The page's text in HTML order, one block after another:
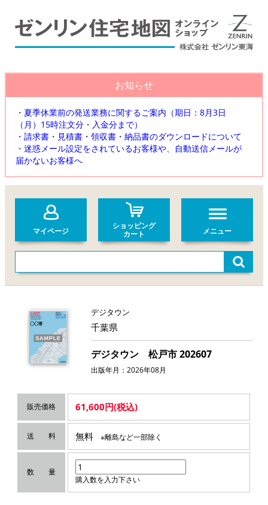
お知らせ
・夏季休業前の発送業務に関するご案内（期日：8月3日
（月）15時注文分・入金分まで）
・請求書・見積書・領収書・納品書のダウンロードについて
・迷惑メール設定をされているお客様や、自動送信メールが
届かないお客様へ
マイページ
ショッピング
カート
メニュー
デジタウン
千葉県
デジタウン 松戸市 202607
出版年月：2026年08月
販売価格 61,600円(税込)
送 料 無料 ※離島など一部除く
数 量
購入数を入力下さい